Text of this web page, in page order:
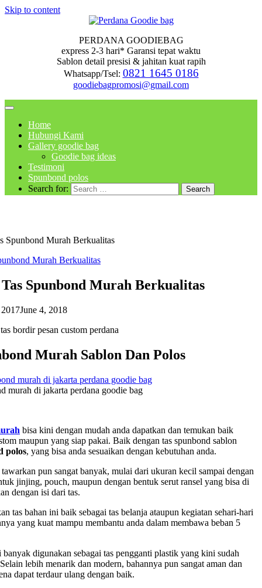
Skip to content
PERDANA GOODIEBAG
express 2-3 hari* Garansi tepat waktu
Sablon detail presisi & jahitan kuat rapih
Whatsapp/Tsel: 0821 1645 0186
goodiebagpromosi@gmail.com
Home
Hubungi Kami
Gallery goodie bag
Goodie bag ideas
Testimoni
Spunbond polos
Search for:
Spunbond Murah Berkualitas
Spunbond Murah Berkualitas
June 4, 2018
bordir pesan custom perdana
Murah Sablon Dan Polos
murah di jakarta perdana goodie bag
bisa kini dengan mudah anda dapatkan dan temukan baik
maupun yang siap pakai. Baik dengan tas spunbond sablon
polos, yang bisa anda sesuaikan dengan kebutuhan anda.
pun sangat banyak, mulai dari ukuran kecil sampai dengan
jinjing, pouch, maupun dengan bentuk serut ransel yang bisa di
dengan isi dari tas.
tas bahan ini baik sebagai tas belanja ataupun kegiatan sehari-hari
yang kuat mampu membantu anda dalam membawa beban 5
digunakan sebagai tas pengganti plastik yang kini sudah
lebih menarik dan modern, bahannya pun sangat aman dan
dapat terdaur ulang dengan baik.